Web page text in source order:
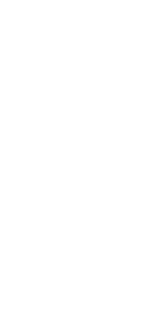
بين
العدالة